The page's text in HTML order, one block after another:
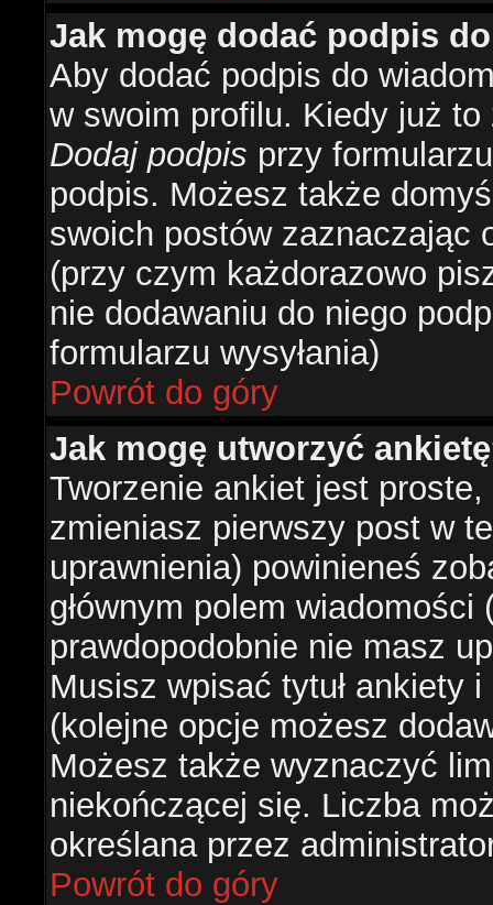
Jak mogę dodać podpis
Aby dodać podpis do
w swoim profilu. Kiedy już
Dodaj podpis przy
podpis. Możesz także
swoich postów zaznaczając
(przy czym każdorazowo
nie dodawaniu do niego
formularzu wysyłania)
Powrót do góry
Jak mogę utworzyć
Tworzenie ankiet jest
zmieniasz pierwszy post w
uprawnienia) powinieneś
głównym polem
prawdopodobnie nie masz
Musisz wpisać tytuł ankiety
(kolejne opcje możesz
Możesz także wyznaczyć
niekończącej się. Liczba
określana przez
Powrót do góry